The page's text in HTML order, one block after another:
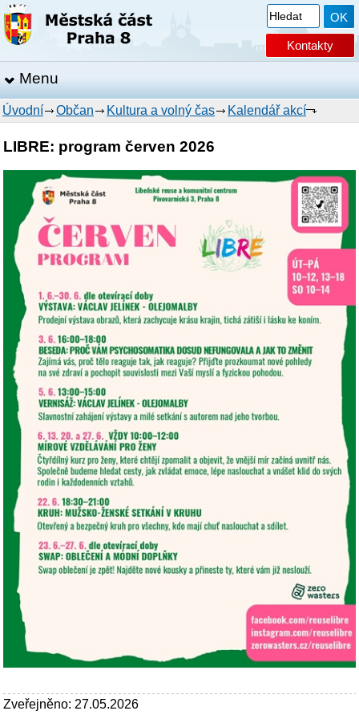
Kontakty
Menu
Úvodní Občan Kultura a volný čas Kalendář akcí
LIBRE: program červen 2026
Zveřejněno: 27.05.2026